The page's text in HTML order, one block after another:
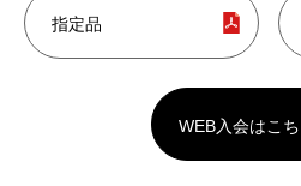
指定品
WEB入会はこち